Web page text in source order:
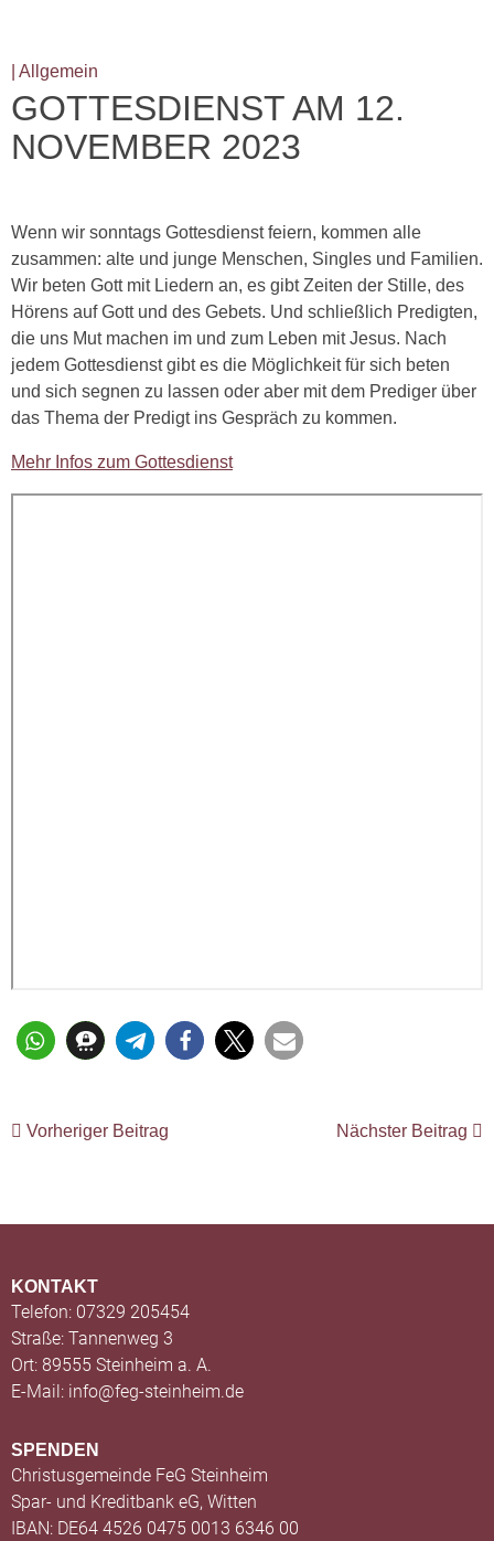
| Allgemein
GOTTESDIENST AM 12.
NOVEMBER 2023
Wenn wir sonntags Gottesdienst feiern, kommen alle
zusammen: alte und junge Menschen, Singles und Familien.
Wir beten Gott mit Liedern an, es gibt Zeiten der Stille, des
Hörens auf Gott und des Gebets. Und schließlich Predigten,
die uns Mut machen im und zum Leben mit Jesus. Nach
jedem Gottesdienst gibt es die Möglichkeit für sich beten
und sich segnen zu lassen oder aber mit dem Prediger über
das Thema der Predigt ins Gespräch zu kommen.
Mehr Infos zum Gottesdienst
Vorheriger Beitrag Nächster Beitrag
KONTAKT
Telefon: 07329 205454
Straße: Tannenweg 3
Ort: 89555 Steinheim a. A.
E-Mail: info@feg-steinheim.de
SPENDEN
Christusgemeinde FeG Steinheim
Spar- und Kreditbank eG, Witten
IBAN: DE64 4526 0475 0013 6346 00